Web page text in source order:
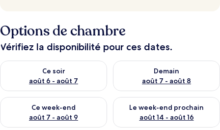
Options de chambre
Vérifiez la disponibilité pour ces dates.
Ce soir
août 6 - août 7
Vérifier la disponibilité pour ce soir août 6 - août 7
Demain
août 7 - août 8
Vérifier la disponibilité pour
Ce week-end
août 7 - août 9
Vérifier la disponibilité pour ce week-end août 7 - août 9
Le week-end prochain
août 14 - août 16
Vérifier la disponibilité pour